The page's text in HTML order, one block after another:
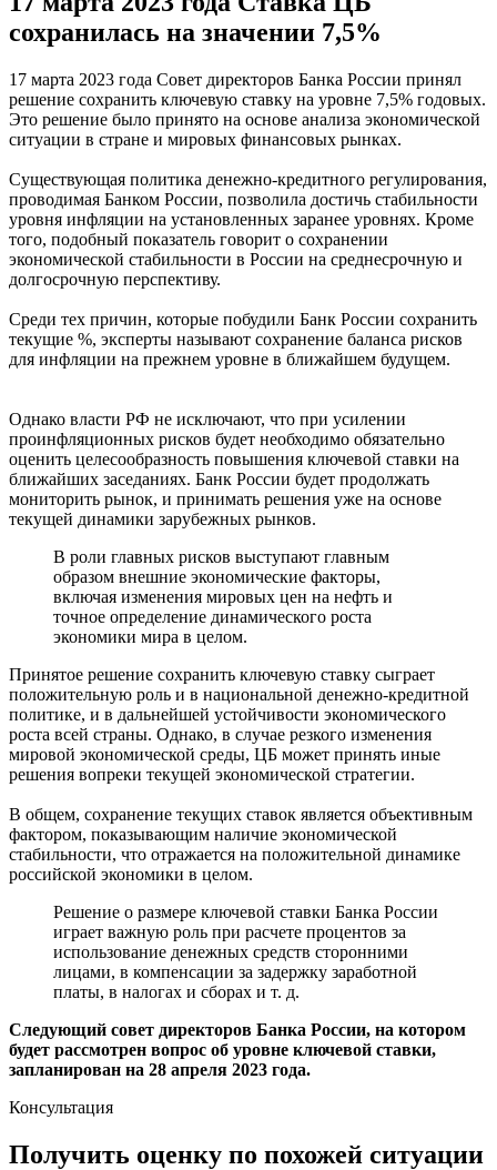
сохранилась на значении 7,5%
17 марта 2023 года Совет директоров Банка России принял
решение сохранить ключевую ставку на уровне 7,5% годовых.
Это решение было принято на основе анализа экономической
ситуации в стране и мировых финансовых рынках.
Существующая политика денежно-кредитного регулирования,
проводимая Банком России, позволила достичь стабильности
уровня инфляции на установленных заранее уровнях. Кроме
того, подобный показатель говорит о сохранении
экономической стабильности в России на среднесрочную и
долгосрочную перспективу.
Среди тех причин, которые побудили Банк России сохранить
текущие %, эксперты называют сохранение баланса рисков
для инфляции на прежнем уровне в ближайшем будущем.
Однако власти РФ не исключают, что при усилении
проинфляционных рисков будет необходимо обязательно
оценить целесообразность повышения ключевой ставки на
ближайших заседаниях. Банк России будет продолжать
мониторить рынок, и принимать решения уже на основе
текущей динамики зарубежных рынков.
В роли главных рисков выступают главным
образом внешние экономические факторы,
включая изменения мировых цен на нефть и
точное определение динамического роста
экономики мира в целом.
Принятое решение сохранить ключевую ставку сыграет
положительную роль и в национальной денежно-кредитной
политике, и в дальнейшей устойчивости экономического
роста всей страны. Однако, в случае резкого изменения
мировой экономической среды, ЦБ может принять иные
решения вопреки текущей экономической стратегии.
В общем, сохранение текущих ставок является объективным
фактором, показывающим наличие экономической
стабильности, что отражается на положительной динамике
российской экономики в целом.
Решение о размере ключевой ставки Банка России
играет важную роль при расчете процентов за
использование денежных средств сторонними
лицами, в компенсации за задержку заработной
платы, в налогах и сборах и т. д.
Следующий совет директоров Банка России, на котором
будет рассмотрен вопрос об уровне ключевой ставки,
запланирован на 28 апреля 2023 года.
Консультация
Получить оценку по похожей ситуации